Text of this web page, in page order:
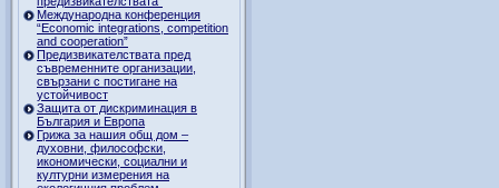
Международна конференция
“Economic integrations, competition
and cooperation”
Предизвикателствата пред
съвременните организации,
свързани с постигане на
устойчивост
Защита от дискриминация в
България и Европа
Грижа за нашия общ дом –
духовни, философски,
икономически, социални и
културни измерения на